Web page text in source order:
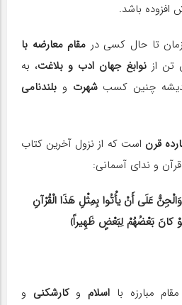
افزوده باشد.
تا حال کسی در مقام معارضه با
تن از نوابغ جهان ادب و بلاغت، به
چنین کسبشهرت و بلندنامی
قرن است که از نزول آخرین کتاب
عَلَى أَنْ یأْتُوا بِمِثْلِ هَذَا الْقُرْآنِ
کانَ بَعْضُهُمْ لِبَعْضٍ ظَهِیراً﴾
مبارزه با اسلاموکارشکنی و